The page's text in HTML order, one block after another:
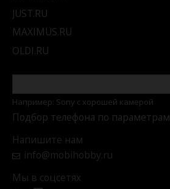
JUST.RU
MAXIMUS.RU
OLDI.RU
Например: Sony c хорошей камерой
Подбор телефона по параметрам
Напишите нам
info@mobihobby.ru
Мы в соцсетях